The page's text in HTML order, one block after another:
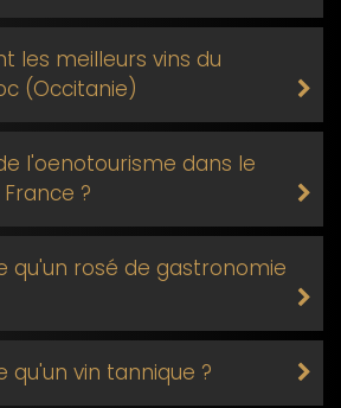
les meilleurs vins du
(Occitanie)
l'oenotourisme dans le
?
qu'un rosé de gastronomie
qu'un vin tannique ?